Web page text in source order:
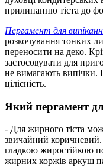
прилипанню тіста до
Пергамент для
розкочування тонких
переносити на деко.
застосовувати для
не вимагають випічки.
цілісність.
Який пергамент
- Для жирного тіста
звичайний
гладкою жиростійкою
жирних коржів аркуш